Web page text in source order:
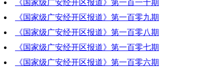
2021-04-29 20:32:46
《国家级广安经开区报道》第一百一十期
2021-04-22 20:42:03
《国家级广安经开区报道》第一百零九期
2021-04-15 19:51:28
《国家级广安经开区报道》第一百零八期
2021-04-08 20:01:39
《国家级广安经开区报道》第一百零七期
2021-04-01 20:16:37
《国家级广安经开区报道》第一百零六期